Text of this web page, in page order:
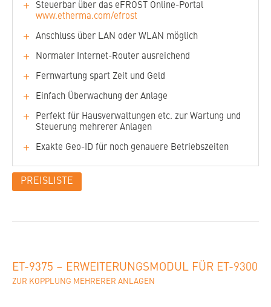
Steuerbar über das eFROST Online-Portal
www.etherma.com/efrost
Anschluss über LAN oder WLAN möglich
Normaler Internet-Router ausreichend
Fernwartung spart Zeit und Geld
Einfach Überwachung der Anlage
Perfekt für Hausverwaltungen etc. zur Wartung und
Steuerung mehrerer Anlagen
Exakte Geo-ID für noch genauere Betriebszeiten
Spannung:
Schutzart: IP 20
Die Nutzung der Funktionen des Internet-Gateway
erforderlich.
PREISLISTE
ET-9375 – ERWEITERUNGSMODUL FÜR ET-9300
ZUR KOPPLUNG MEHRERER ANLAGEN